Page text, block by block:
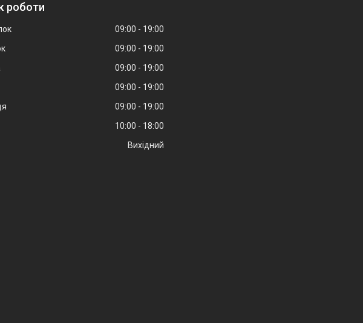
роботи
09:00
19:00
09:00
19:00
09:00
19:00
09:00
19:00
09:00
19:00
10:00
18:00
Вихідний